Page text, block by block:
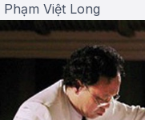
Phạm Việt Long